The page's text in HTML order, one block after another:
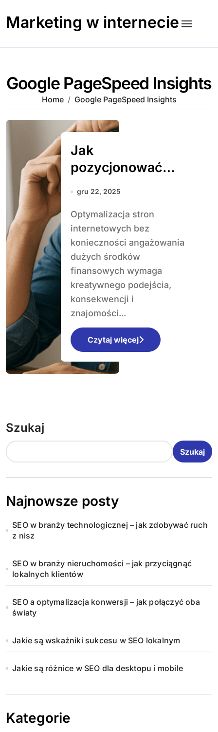
content
Marketing w internecie
Google PageSpeed Insights
Home Google PageSpeed Insights
Jak
pozycjonować
strony bez
gru 22, 2025
Optymalizacja stron
internetowych bez
konieczności angażowania
dużych środków
finansowych wymaga
kreatywnego podejścia,
konsekwencji i
znajomości...
Czytaj więcej
Szukaj
Szukaj
Najnowsze posty
SEO w branży technologicznej – jak zdobywać ruch
z nisz
SEO w branży nieruchomości – jak przyciągnąć
lokalnych klientów
SEO a optymalizacja konwersji – jak połączyć oba
światy
Jakie są wskaźniki sukcesu w SEO lokalnym
Jakie są różnice w SEO dla desktopu i mobile
Kategorie